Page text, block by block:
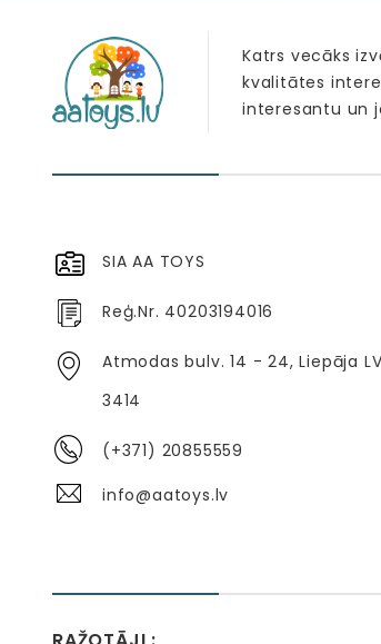
Katrs vecāks
kvalitātes
interesantu un
SIA AA TOYS
Reģ.Nr. 40203194016
Atmodas bulv. 14 - 24, Liepāja
3414
(+371) 20855559
info@aatoys.lv